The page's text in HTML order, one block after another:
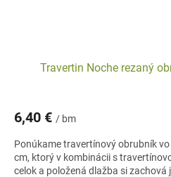
Travertin Noche rezaný
6,40 € / bm
Ponúkame travertínový obrubník
cm, ktorý v kombinácii s
celok a položená dlažba si zachová